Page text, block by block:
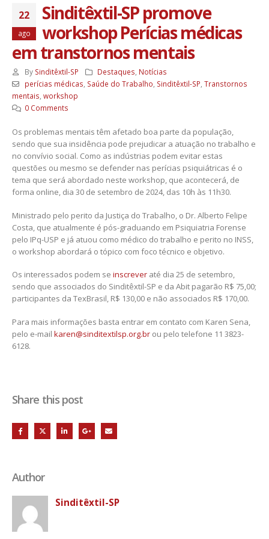
22
ago
Sinditêxtil-SP promove
workshop Perícias médicas
em transtornos mentais
By Sinditêxtil-SP Destaques, Notícias
perícias médicas, Saúde do Trabalho, Sinditêxtil-SP, Transtornos
mentais, workshop
0 Comments
Os problemas mentais têm afetado boa parte da população,
sendo que sua insidência pode prejudicar a atuação no trabalho e
no convívio social. Como as indústrias podem evitar estas
questões ou mesmo se defender nas perícias psiquiátricas é o
tema que será abordado neste workshop, que acontecerá, de
forma online, dia 30 de setembro de 2024, das 10h às 11h30.
Ministrado pelo perito da Justiça do Trabalho, o Dr. Alberto Felipe
Costa, que atualmente é pós-graduando em Psiquiatria Forense
pelo IPq-USP e já atuou como médico do trabalho e perito no INSS,
o workshop abordará o tópico com foco técnico e objetivo.
Os interessados podem se inscrever até dia 25 de setembro,
sendo que associados do Sinditêxtil-SP e da Abit pagarão R$ 75,00;
participantes da TexBrasil, R$ 130,00 e não associados R$ 170,00.
Para mais informações basta entrar em contato com Karen Sena,
pelo e-mail karen@sinditextilsp.org.br ou pelo telefone 11 3823-
6128.
Share this post
Author
Sinditêxtil-SP